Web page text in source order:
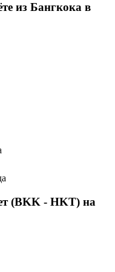
из Бангкока в
(BKK - HKT) на